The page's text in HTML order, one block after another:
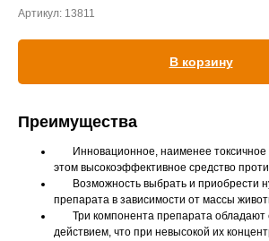
Лечение кроликов
Вакцинация хорьков
Артикул: 13811
В корзину
Преимущества
Инновационное, наименее токсичное
этом высокоэффективное средство
Возможность выбрать и приобрести
препарата в зависимости от массы
Три компонента препарата обладают
действием, что при невысокой их